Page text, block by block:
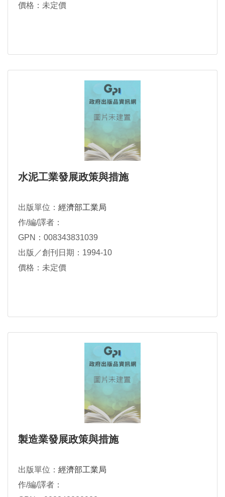
價格：未定價
水泥工業發展政策與措施
出版單位： 經濟部工業局
作/編/譯者：
GPN：008343831039
出版／創刊日期：1994-10
價格：未定價
製造業發展政策與措施
出版單位： 經濟部工業局
作/編/譯者：